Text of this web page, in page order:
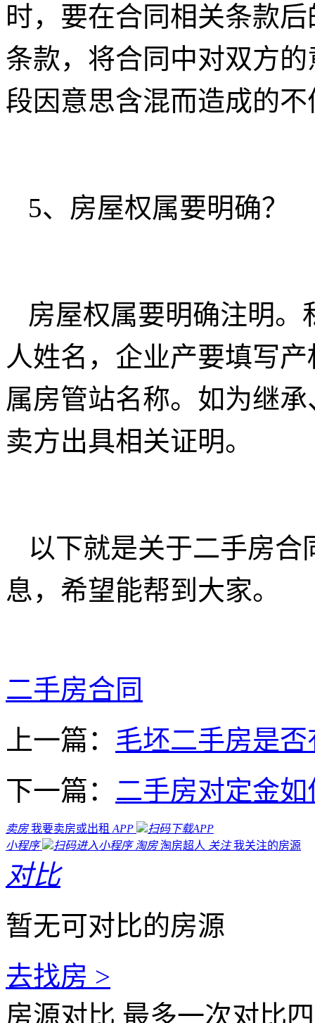
时，要在合同相关条款
条款，将合同中对双方
段因意思含混而造成的
5、房屋权属要明确？
房屋权属要明确注明
人姓名，企业产要填写
属房管站名称。如为继
卖方出具相关证明。
以下就是关于二手房
息，希望能帮到大家。
二手房合同
上一篇： 毛坯二手房是
下一篇： 二手房对定金
卖房 我要卖房或出租 APP
扫码下载APP
小程序
扫码进入小程序 淘房 淘房超人 关注 我关注的房源
对比
暂无可对比的房源
去找房 >
房源对比 最多一次对比